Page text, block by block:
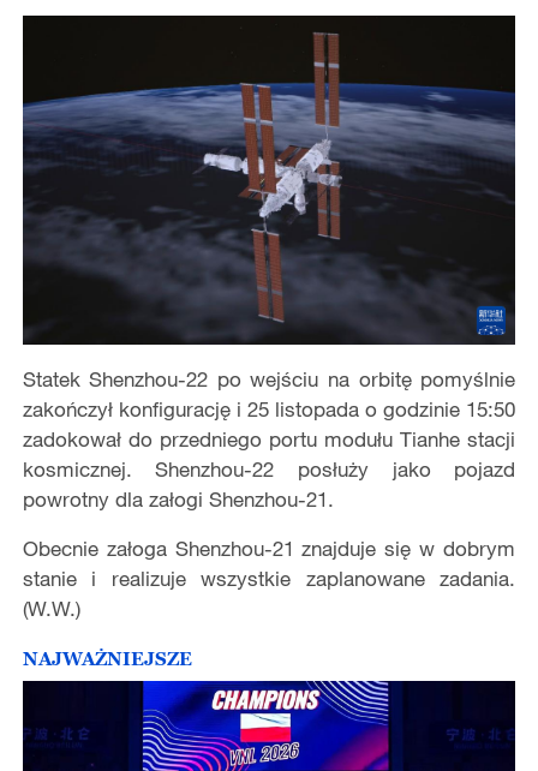
Statek Shenzhou-22 po wejściu na orbitę pomyślnie
zakończył konfigurację i 25 listopada o godzinie 15:50
zadokował do przedniego portu modułu Tianhe stacji
kosmicznej. Shenzhou-22 posłuży jako pojazd
powrotny dla załogi Shenzhou-21.
Obecnie załoga Shenzhou-21 znajduje się w dobrym
stanie i realizuje wszystkie zaplanowane zadania.
(W.W.)
NAJWAŻNIEJSZE